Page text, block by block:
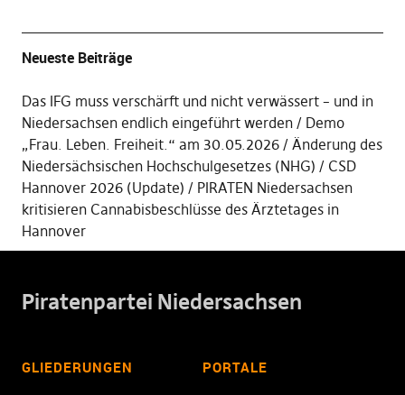
Neueste Beiträge
Das IFG muss verschärft und nicht verwässert – und in
Niedersachsen endlich eingeführt werden
Demo
„Frau. Leben. Freiheit.“ am 30.05.2026
Änderung des
Niedersächsischen Hochschulgesetzes (NHG)
CSD
Hannover 2026 (Update)
PIRATEN Niedersachsen
kritisieren Cannabisbeschlüsse des Ärztetages in
Hannover
Piratenpartei Niedersachsen
GLIEDERUNGEN PORTALE